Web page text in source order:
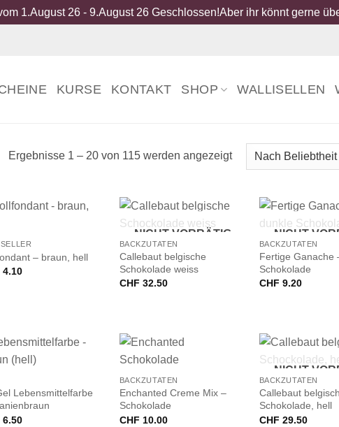
1.August 26 - 9.August 26 Geschlossen!Aber ihr könnt gerne
KURSE KONTAKT SHOP WALLISELLEN
Ergebnisse 1 – 20 von 115 werden angezeigtNach
Beliebtheit
– braun, hell
4.10
NICHT VORRÄTIG
BACKZUTATEN
Callebaut belgische
Schokolade weiss
CHF 32.50
+
NICHT
BACKZUTATEN
Fertige Ganache
Schokolade
CHF 9.20
Lebensmittelfarbe
6.50
BACKZUTATEN
Enchanted Creme Mix –
Schokolade
CHF 10.00
NICHT
BACKZUTATEN
Callebaut
Schokolade, hell
CHF 29.50